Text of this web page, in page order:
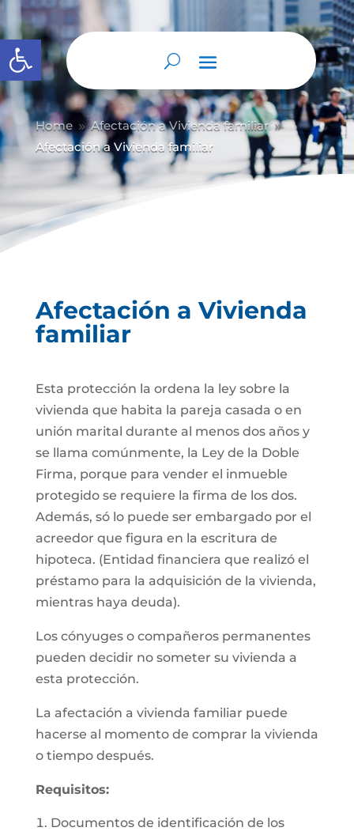
Abrir barra de herramientas
Home 9 Afectación a Vivienda familiar 9
Afectación a Vivienda familiar
Afectación a Vivienda
familiar
Esta protección la ordena la ley sobre la
vivienda que habita la pareja casada o en
unión marital durante al menos dos años y
se llama comúnmente, la Ley de la Doble
Firma, porque para vender el inmueble
protegido se requiere la firma de los dos.
Además, só lo puede ser embargado por el
acreedor que figura en la escritura de
hipoteca. (Entidad financiera que realizó el
préstamo para la adquisición de la vivienda,
mientras haya deuda).
Los cónyuges o compañeros permanentes
pueden decidir no someter su vivienda a
esta protección.
La afectación a vivienda familiar puede
hacerse al momento de comprar la vivienda
o tiempo después.
Requisitos:
Documentos de identificación de los